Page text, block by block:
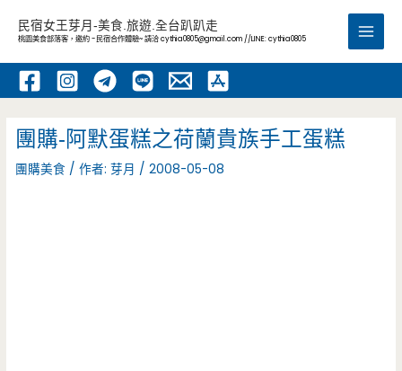
內
民宿女王芽月-美食.旅遊.全台趴趴走
桃園美食部落客，邀約 -民宿合作體驗~ 請洽cythia0805@gmail.com //LINE: cythia0805
Main
團購-阿默蛋糕之荷蘭貴族手工蛋糕
團購美食 / 作者:芽月 /2008-05-08